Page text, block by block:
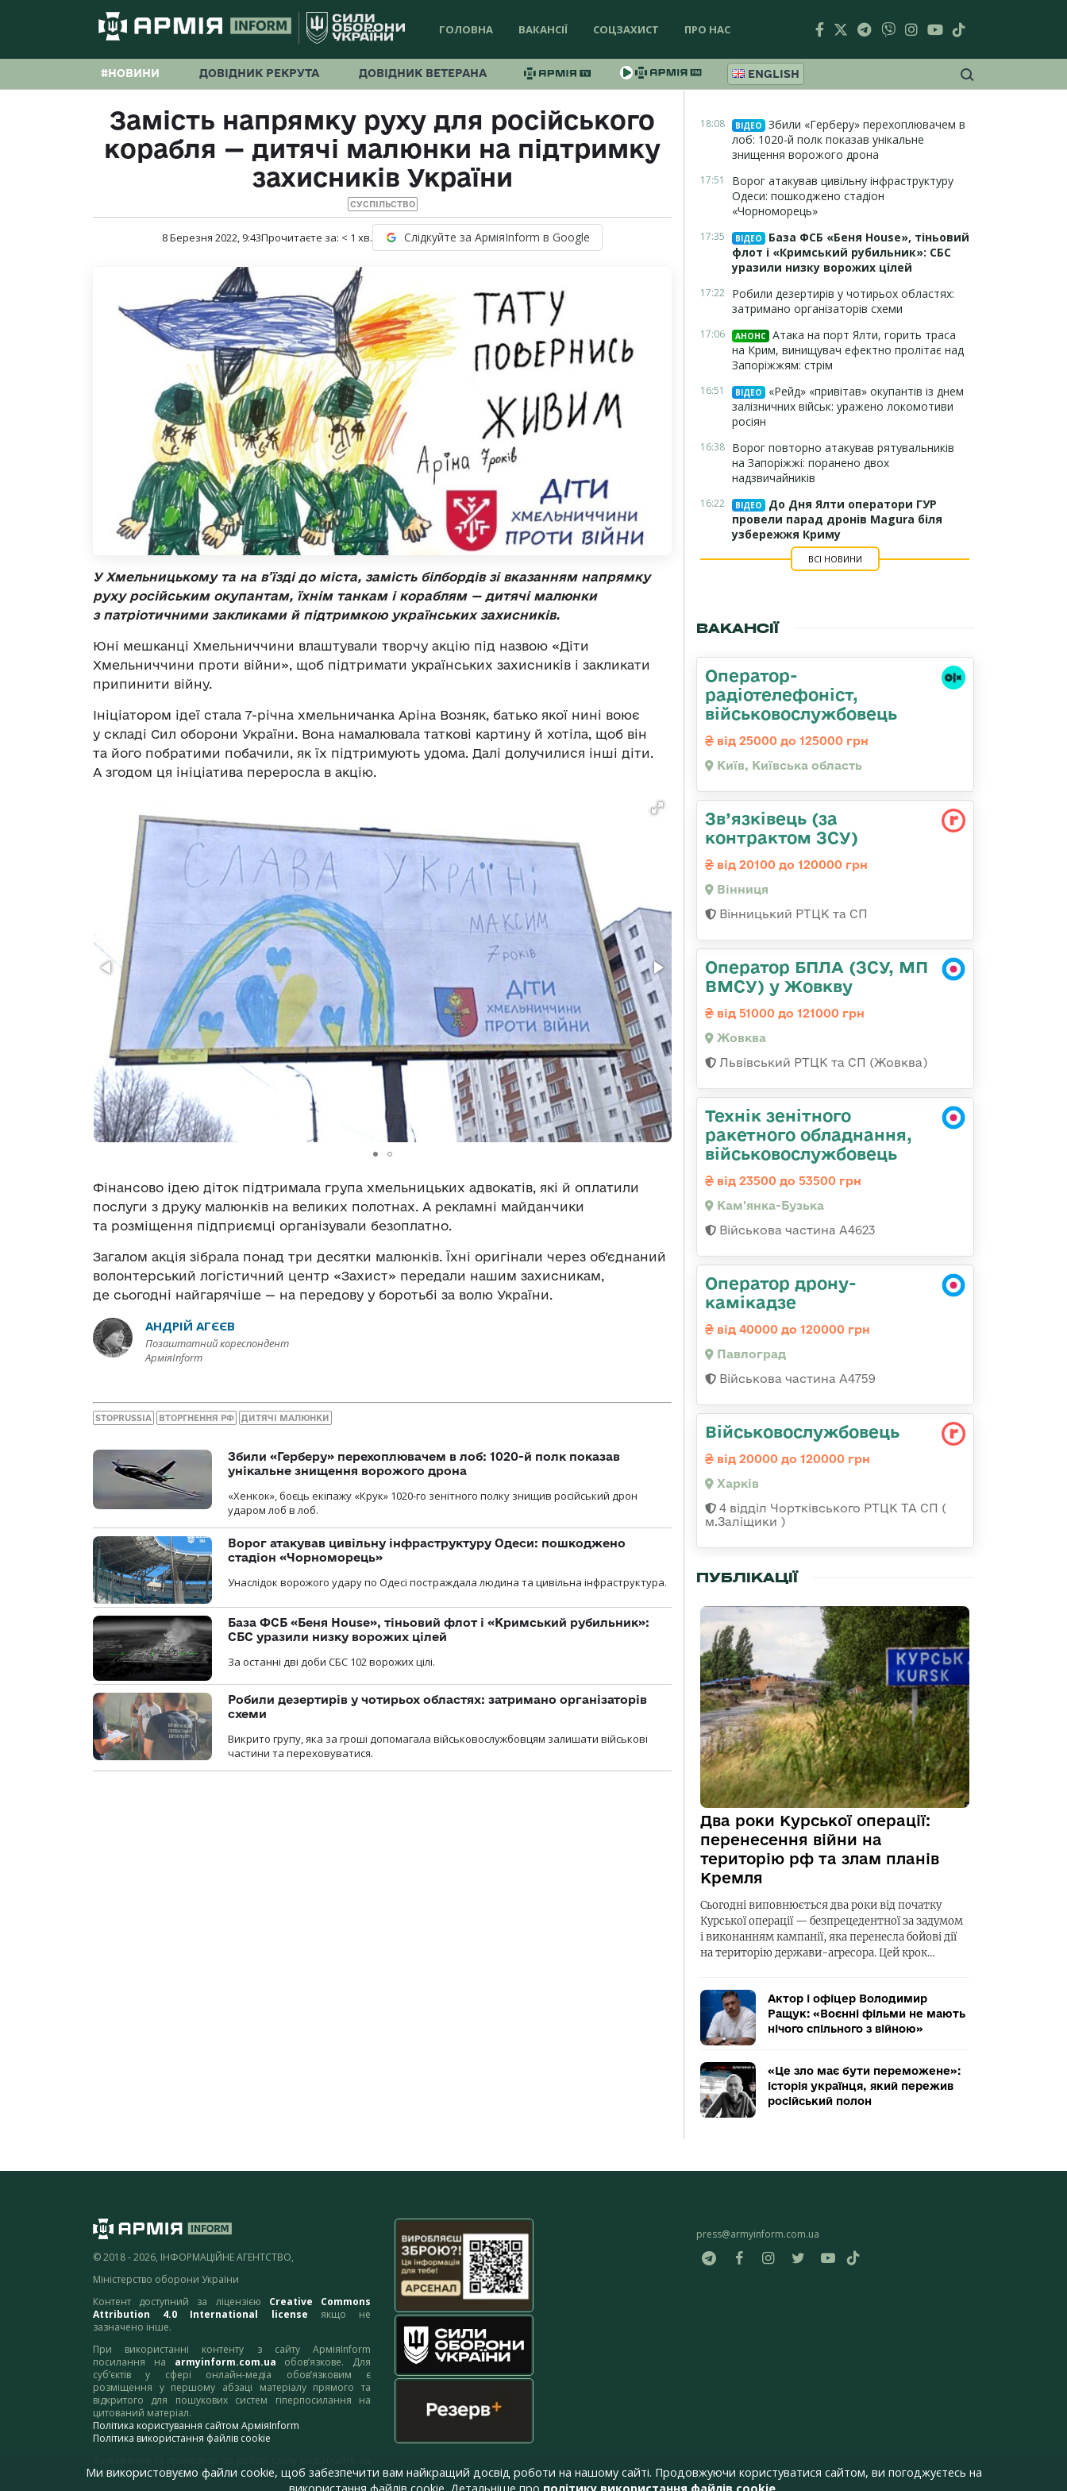
ГОЛОВНА ВАКАНСІЇ СОЦЗАХИСТ ПРО НАС
#НОВИНИ ДОВІДНИК РЕКРУТА ДОВІДНИК ВЕТЕРАНА ENGLISH
Замість напрямку руху для російського
корабля — дитячі малюнки на підтримку
захисників України
СУСПІЛЬСТВО
8 Березня 2022, 9:43Прочитаєте за: < 1 хв. Слідкуйте за АрміяInform в Google
У Хмельницькому та на в’їзді до міста, замість білбордів зі вказанням напрямку
руху російським окупантам, їхнім танкам і кораблям — дитячі малюнки
з патріотичними закликами й підтримкою українських захисників.
Юні мешканці Хмельниччини влаштували творчу акцію під назвою «Діти
Хмельниччини проти війни», щоб підтримати українських захисників і закликати
припинити війну.
Ініціатором ідеї стала 7-річна хмельничанка Аріна Возняк, батько якої нині воює
у складі Сил оборони України. Вона намалювала таткові картину й хотіла, щоб він
та його побратими побачили, як їх підтримують удома. Далі долучилися інші діти.
А згодом ця ініціатива переросла в акцію.
Фінансово ідею діток підтримала група хмельницьких адвокатів, які й оплатили
послуги з друку малюнків на великих полотнах. А рекламні майданчики
та розміщення підприємці організували безоплатно.
Загалом акція зібрала понад три десятки малюнків. Їхні оригінали через об’єднаний
волонтерський логістичний центр «Захист» передали нашим захисникам,
де сьогодні найгарячіше — на передову у боротьбі за волю України.
АНДРІЙ АГЄЄВ
Позаштатний кореспондент
АрміяInform
STOPRUSSIA ВТОРГНЕННЯ РФ ДИТЯЧІ МАЛЮНКИ
Збили «Герберу» перехоплювачем в лоб: 1020-й полк показав
унікальне знищення ворожого дрона
«Хенкок», боєць екіпажу «Крук» 1020-го зенітного полку знищив російський дрон
ударом лоб в лоб.
Ворог атакував цивільну інфраструктуру Одеси: пошкоджено
стадіон «Чорноморець»
Унаслідок ворожого удару по Одесі постраждала людина та цивільна інфраструктура.
База ФСБ «Беня House», тіньовий флот і «Кримський рубильник»:
СБС уразили низку ворожих цілей
За останні дві доби СБС 102 ворожих цілі.
Робили дезертирів у чотирьох областях: затримано організаторів
схеми
Викрито групу, яка за гроші допомагала військовослужбовцям залишати військові
частини та переховуватися.
18:08 ВІДЕО
Збили «Герберу» перехоплювачем в
лоб: 1020-й полк показав унікальне
знищення ворожого дрона
17:51
Ворог атакував цивільну інфраструктуру
Одеси: пошкоджено стадіон
«Чорноморець»
17:35 ВІДЕО
База ФСБ «Беня House», тіньовий
флот і «Кримський рубильник»: СБС
уразили низку ворожих цілей
17:22 Робили дезертирів у чотирьох областях:
затримано організаторів схеми
17:06 АНОНС Атака на порт Ялти, горить траса
на Крим, винищувач ефектно пролітає над
Запоріжжям: стрім
16:51 ВІДЕО
«Рейд» «привітав» окупантів із днем
залізничних військ: уражено локомотиви
росіян
16:38 Ворог повторно атакував рятувальників
на Запоріжжі: поранено двох
надзвичайників
16:22 ВІДЕО
До Дня Ялти оператори ГУР
провели парад дронів Magura біля
узбережжя Криму
ВСІ НОВИНИ
ВАКАНСІЇ
Оператор-
радіотелефоніст,
військовослужбовець
від 25000 до 125000 грн
Київ, Київська область
Зв’язківець (за
контрактом ЗСУ)
від 20100 до 120000 грн
Вінниця
Вінницький РТЦК та СП
Оператор БПЛА (ЗСУ, МП
ВМСУ) у Жовкву
від 51000 до 121000 грн
Жовква
Львівський РТЦК та СП (Жовква)
Технік зенітного
ракетного обладнання,
військовослужбовець
від 23500 до 53500 грн
Кам'янка-Бузька
Військова частина А4623
Оператор дрону-
камікадзе
від 40000 до 120000 грн
Павлоград
Військова частина А4759
Військовослужбовець
від 20000 до 120000 грн
Харків
4 відділ Чортківського РТЦК ТА СП (
м.Заліщики )
ПУБЛІКАЦІЇ
Два роки Курської операції:
перенесення війни на
територію рф та злам планів
Кремля
Сьогодні виповнюється два роки від початку
Курської операції — безпрецедентної за задумом
і виконанням кампанії, яка перенесла бойові дії
на територію держави-агресора. Цей крок…
Актор і офіцер Володимир
Ращук: «Воєнні фільми не мають
нічого спільного з війною»
«Це зло має бути переможене»:
історія українця, який пережив
російський полон
© 2018 - 2026, ІНФОРМАЦІЙНЕ АГЕНТСТВО,
Міністерство оборони України
Контент доступний за ліцензією Creative Commons
Attribution 4.0 International license якщо не
зазначено інше.
При використанні контенту з сайту АрміяInform
посилання на armyinform.com.ua обов’язкове. Для
суб’єктів у сфері онлайн-медіа обов’язковим є
розміщення у першому абзаці матеріалу прямого та
відкритого для пошукових систем гіперпосилання на
цитований матеріал.
Політика користування сайтом АрміяInform
Політика використання файлів cookie
адресу:webmaster@armyinform.com.ua
press@armyinform.com.ua
Ми використовуємо файли cookie, щоб забезпечити вам найкращий досвід роботи на нашому сайті. Продовжуючи користуватися сайтом, ви погоджуєтесь на